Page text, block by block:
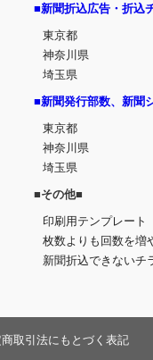
■新聞折込広告・折込
東京都
神奈川県
埼玉県
■新聞発行部数、新聞
東京都
神奈川県
埼玉県
■その他■
印刷用テンプレート
枚数よりも回数を増
新聞折込できないチ
取引法にもとづく表記